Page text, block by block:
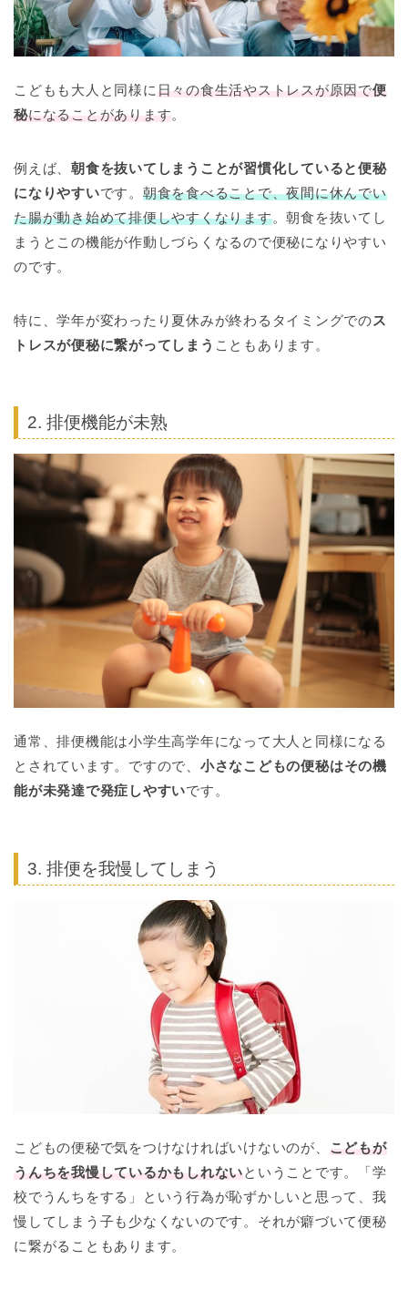
こどもも大人と同様に 日々の食生活やストレスが原因で便
秘になることがあります。
例えば、朝食を抜いてしまうことが習慣化していると便秘
になりやすいです。 朝食を食べることで、夜間に休んでい
た腸が動き始めて排便しやすくなります。朝食を抜いてし
まうとこの機能が作動しづらくなるので便秘になりやすい
のです。
特に、学年が変わったり夏休みが終わるタイミングでのス
トレスが便秘に繋がってしまう こともあります。
2. 排便機能が未熟
通常、排便機能は小学生高学年になって大人と同様になる
とされています。ですので、 小さなこどもの便秘はその機
能が未発達で発症しやすいです。
3. 排便を我慢してしまう
こどもの便秘で気をつけなければいけないのが、 こどもが
うんちを我慢しているかもしれないということです。「学
校でうんちをする」という行為が恥ずかしいと思って、我
慢してしまう子も少なくないのです。それが癖づいて便秘
に繋がることもあります。